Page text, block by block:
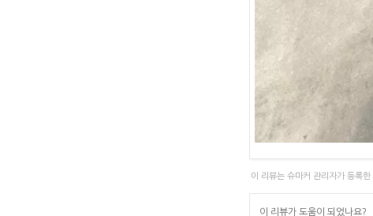
이 리뷰는 슈마커 관리자가 등록한
이 리뷰가 도움이 되었나요?